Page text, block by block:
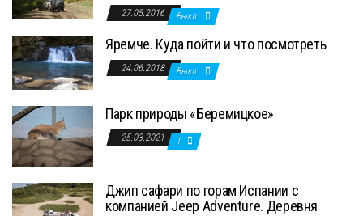
27.05.2016 Выкл.
Яремче. Куда пойти и что посмотреть
24.06.2018 Выкл.
Парк природы «Беремицкое»
25.03.2021 1
Джип сафари по горам Испании с
компанией Jeep Adventure. Деревня